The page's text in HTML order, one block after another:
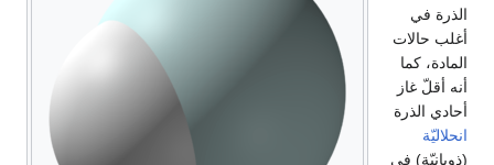
الذرة في
أغلب حالات
المادة، كما
أنه أقلّ غاز
أحادي الذرة
انحلاليّة
(ذوبانيّة) في